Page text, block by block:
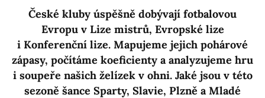
České kluby úspěšně dobývají fotbalovou
Evropu v Lize mistrů, Evropské lize
i Konferenční lize. Mapujeme jejich pohárové
zápasy, počítáme koeficienty a analyzujeme hru
i soupeře našich želízek v ohni. Jaké jsou v této
sezoně šance Sparty, Slavie, Plzně a Mladé